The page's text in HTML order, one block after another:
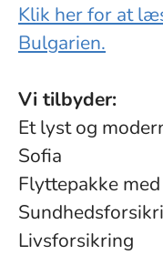
Klik her for at
Bulgarien.
Vi tilbyder:
Et lyst og
Sofia
Flyttepakke
Livsforsikring